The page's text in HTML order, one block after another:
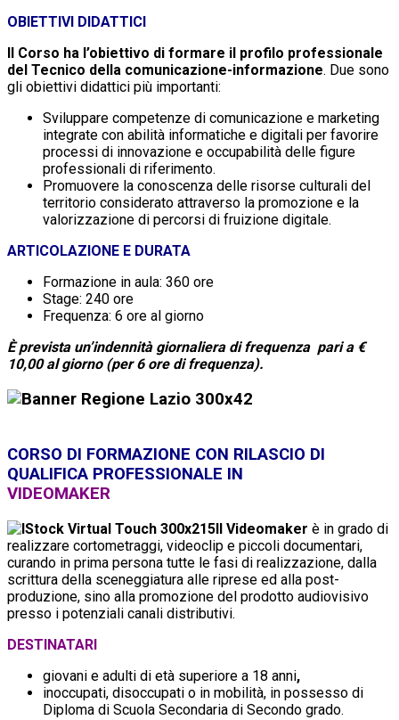
OBIETTIVI DIDATTICI
Il Corso ha l’obiettivo di formare il profilo professionale
del Tecnico della comunicazione-informazione. Due sono
gli obiettivi didattici più importanti:
Sviluppare competenze di comunicazione e marketing
integrate con abilità informatiche e digitali per favorire
processi di innovazione e occupabilità delle figure
professionali di riferimento.
Promuovere la conoscenza delle risorse culturali del
territorio considerato attraverso la promozione e la
valorizzazione di percorsi di fruizione digitale.
ARTICOLAZIONE E DURATA
Formazione in aula: 360 ore
Stage: 240 ore
Frequenza: 6 ore al giorno
È prevista un’indennità giornaliera di frequenza pari a €
10,00 al giorno (per 6 ore di frequenza).
CORSO DI FORMAZIONE CON RILASCIO DI
QUALIFICA PROFESSIONALE IN
VIDEOMAKER
Il Videomaker è in grado di
realizzare cortometraggi, videoclip e piccoli documentari,
curando in prima persona tutte le fasi di realizzazione, dalla
scrittura della sceneggiatura alle riprese ed alla post-
produzione, sino alla promozione del prodotto audiovisivo
presso i potenziali canali distributivi.
DESTINATARI
giovani e adulti di età superiore a 18 anni,
inoccupati, disoccupati o in mobilità, in possesso di
Diploma di Scuola Secondaria di Secondo grado.